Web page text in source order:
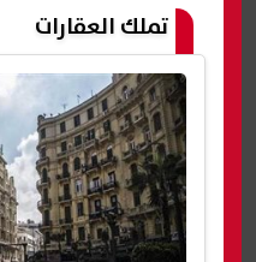
تملك العقارات